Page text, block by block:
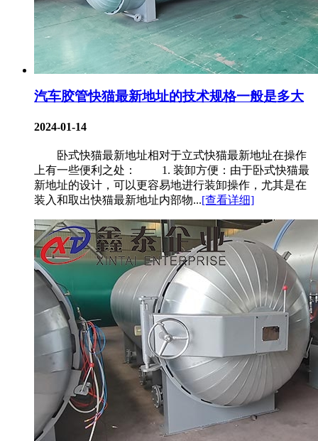
汽车胶管快猫最新地址的技术规格一般是多大
2024-01-14
卧式快猫最新地址相对于立式快猫最新地址在操作
上有一些便利之处： 1. 装卸方便：由于卧式快猫最
新地址的设计，可以更容易地进行装卸操作，尤其是在
装入和取出快猫最新地址内部物...[查看详细]